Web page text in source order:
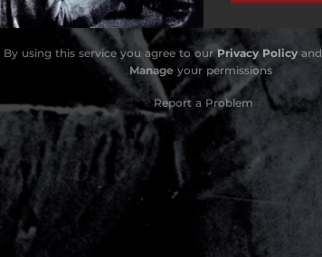
Vistiendo Al Muñeco
Mucha Muerte
Básicamente Mierda
No Quiero Dios
Sangre Y Mierda
Hoy Palmamos
By using this service you agree to ourPrivacy Policyand
Manage your permissions
Report a Problem